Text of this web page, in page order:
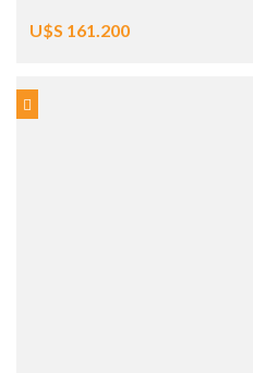
U$S 161.200